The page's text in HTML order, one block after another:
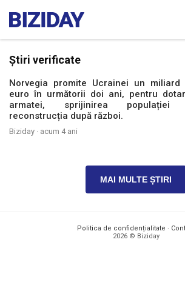
Știri verificate
Norvegia promite Ucrainei un miliard
euro în următorii doi ani, pentru
armatei, sprijinirea populației
reconstrucția după război.
Biziday · acum 4 ani
MAI MULTE ȘTIRI
Politica de confidențialitate ·
2026 © Biziday